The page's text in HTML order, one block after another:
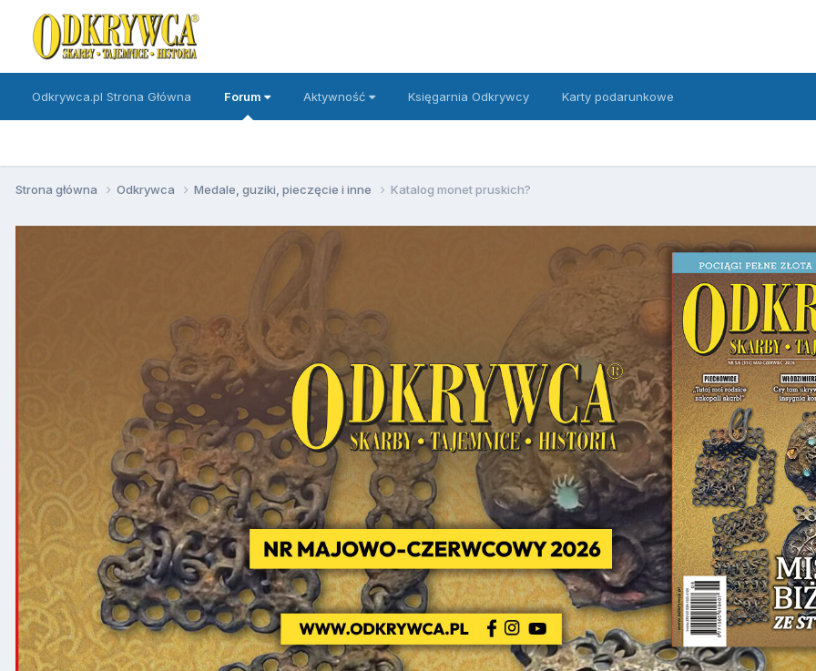
Odkrywca.pl Strona Główna Forum Aktywność Księgarnia Odkrywcy Karty podarunkowe
Strona główna Odkrywca Medale, guziki, pieczęcie i inne Katalog monet pruskich?